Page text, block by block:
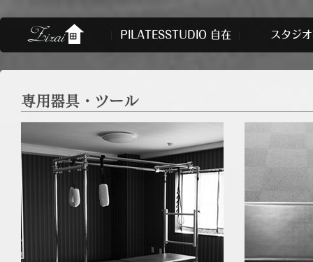
PILATESSTUDIO 自在 スタジ
専用器具・ツール